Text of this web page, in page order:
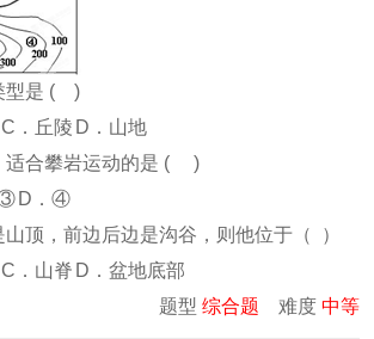
型是 ( )
C．丘陵 D．山地
合攀岩运动的是 ( )
D．④
顶，前边后边是沟谷，则他位于（ ）
C．山脊 D．盆地底部
题型 综合题 难度 中等